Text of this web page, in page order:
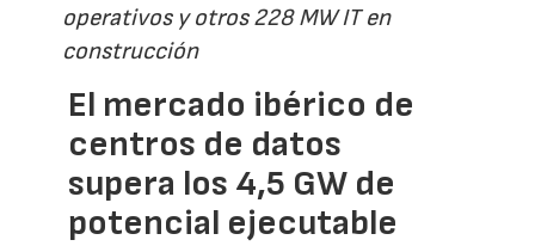
operativos y otros 228 MW IT en
construcción
El mercado ibérico de
centros de datos
supera los 4,5 GW de
potencial ejecutable